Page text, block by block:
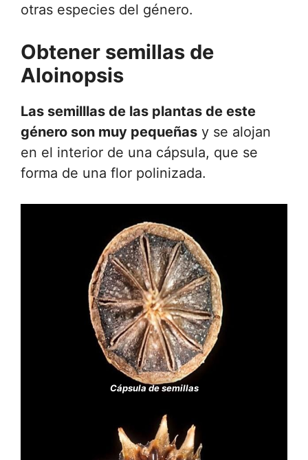
otras especies del género.
Obtener semillas de
Aloinopsis
Las semilllas de las plantas de este
género son muy pequeñas y se alojan
en el interior de una cápsula, que se
forma de una flor polinizada.
Cápsula de semillas